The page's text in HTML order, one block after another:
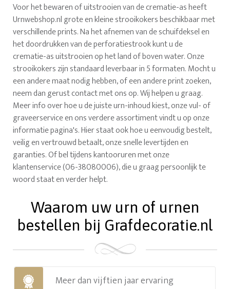
Voor het bewaren of uitstrooien van de crematie-as heeft
Urnwebshop.nl grote en kleine strooikokers beschikbaar met
verschillende prints. Na het afnemen van de schuifdeksel en
het doordrukken van de perforatiestrook kunt u de
crematie-as uitstrooien op het land of boven water. Onze
strooikokers zijn standaard leverbaar in 5 formaten. Mocht u
een andere maat nodig hebben, of een andere print zoeken,
neem dan gerust contact met ons op. Wij helpen u graag.
Meer info over hoe u de juiste urn-inhoud kiest, onze vul- of
graveerservice en ons verdere assortiment vindt u op onze
informatie pagina's. Hier staat ook hoe u eenvoudig bestelt,
veilig en vertrouwd betaalt, onze snelle levertijden en
garanties. Of bel tijdens kantooruren met onze
klantenservice (06-38080006), die u graag persoonlijk te
woord staat en verder helpt.
Waarom uw urn of urnen
bestellen bij Grafdecoratie.nl
Meer dan vijftien jaar ervaring